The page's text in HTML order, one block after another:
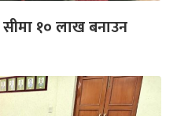
१० लाख बनाउन